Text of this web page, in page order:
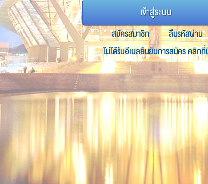
เข้าสู่ระบบ
สมัครสมาชิก
ลืมรหัสผ่าน
ไม่ได้รับอีเมลยืนยันการสมัคร คลิก